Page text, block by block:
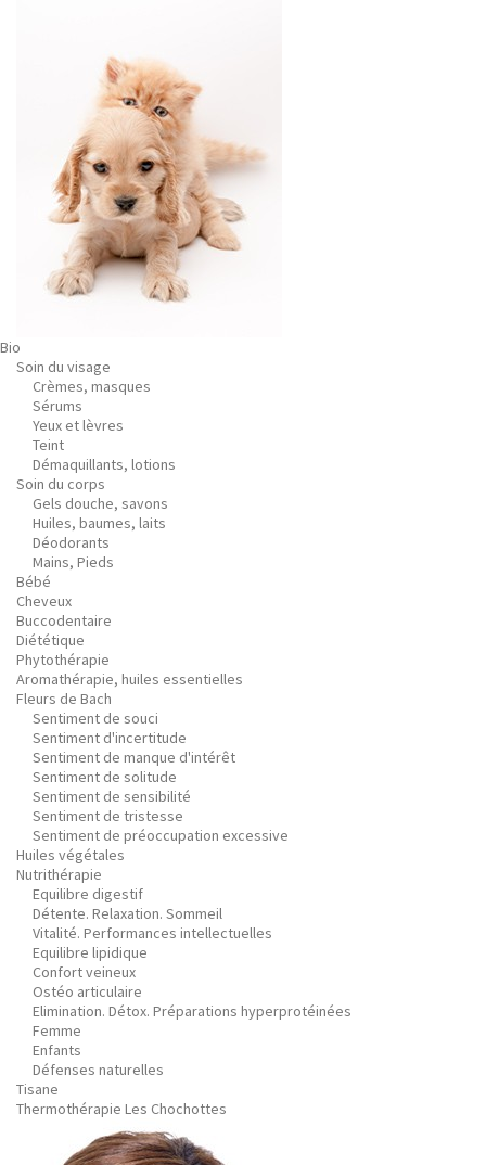
Bio
Soin du visage
Crèmes, masques
Sérums
Yeux et lèvres
Teint
Démaquillants, lotions
Soin du corps
Gels douche, savons
Huiles, baumes, laits
Déodorants
Mains, Pieds
Bébé
Cheveux
Buccodentaire
Diététique
Phytothérapie
Aromathérapie, huiles essentielles
Fleurs de Bach
Sentiment de souci
Sentiment d'incertitude
Sentiment de manque d'intérêt
Sentiment de solitude
Sentiment de sensibilité
Sentiment de tristesse
Sentiment de préoccupation excessive
Huiles végétales
Nutrithérapie
Equilibre digestif
Détente. Relaxation. Sommeil
Vitalité. Performances intellectuelles
Equilibre lipidique
Confort veineux
Ostéo articulaire
Elimination. Détox. Préparations hyperprotéinées
Femme
Enfants
Défenses naturelles
Tisane
Thermothérapie Les Chochottes